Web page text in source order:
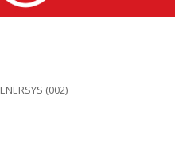
ENERSYS (002)